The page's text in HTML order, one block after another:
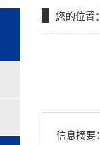
您的位置：
信息摘要：